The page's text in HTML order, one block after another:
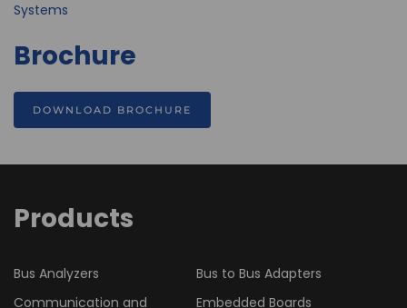
Systems
Brochure
DOWNLOAD BROCHURE
Products
Bus Analyzers
Bus to Bus Adapters
Communication and
Embedded Boards